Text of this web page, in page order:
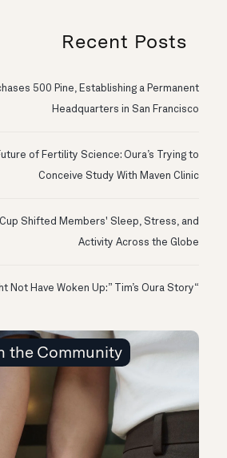
Recent Posts
500 Pine, Establishing a Permanent
Headquarters in San Francisco
of Fertility Science: Oura’s Trying to
Conceive Study With Maven Clinic
Shifted Members' Sleep, Stress, and
Activity Across the Globe
“I Might Not Have Woken Up:” Tim’s Oura Story
the Community